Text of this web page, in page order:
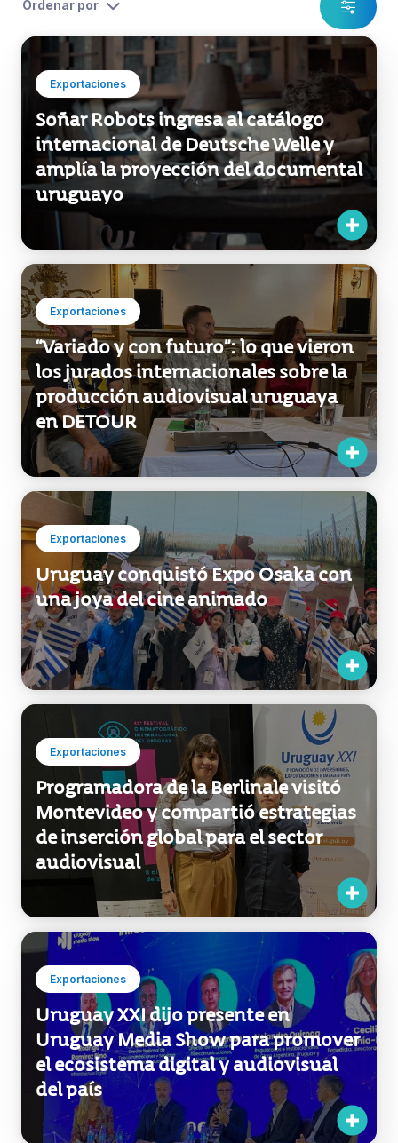
Inicio Noticias Industrias Creativas
Ordenar por
Exportaciones
Soñar Robots ingresa al catálogo
internacional de Deutsche Welle y
amplía la proyección del documental
uruguayo
Exportaciones
“Variado y con futuro”: lo que vieron
los jurados internacionales sobre la
producción audiovisual uruguaya
en DETOUR
Exportaciones
Uruguay conquistó Expo Osaka con
una joya del cine animado
Exportaciones
Programadora de la Berlinale visitó
Montevideo y compartió estrategias
de inserción global para el sector
audiovisual
Exportaciones
Uruguay XXI dijo presente en